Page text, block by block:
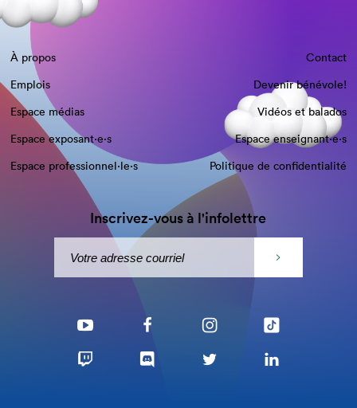
À propos
Contact
Emplois
Devenir bénévole!
Espace médias
Vidéos et balados
Espace exposant·e⋅s
Espace enseignant·e⋅s
Espace professionnel·le⋅s
Politique de confidentialité
Inscrivez-vous à l'infolettre